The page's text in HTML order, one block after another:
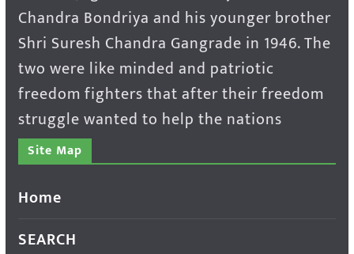
Chandra Bondriya and his younger brother
Shri Suresh Chandra Gangrade in 1946. The
two were like minded and patriotic
freedom fighters that after their freedom
struggle wanted to help the nations
Site Map
Home
SEARCH